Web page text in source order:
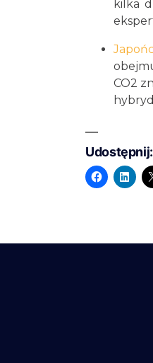
kilka
CO2
Udostępnij: